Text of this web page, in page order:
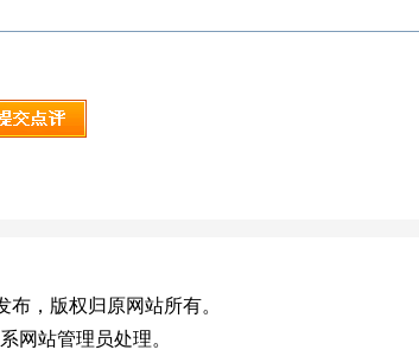
，版权归原网站所有。
网站管理员处理。